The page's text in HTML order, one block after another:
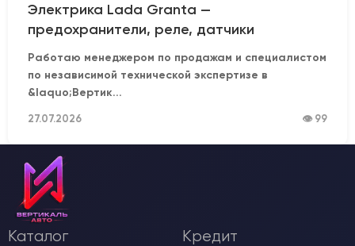
Электрика Lada Granta —
предохранители, реле, датчики
Работаю менеджером по продажам и специалистом
по независимой технической экспертизе в
&laquo;Вертик...
27.07.2026 👁 99
Каталог
Кредит